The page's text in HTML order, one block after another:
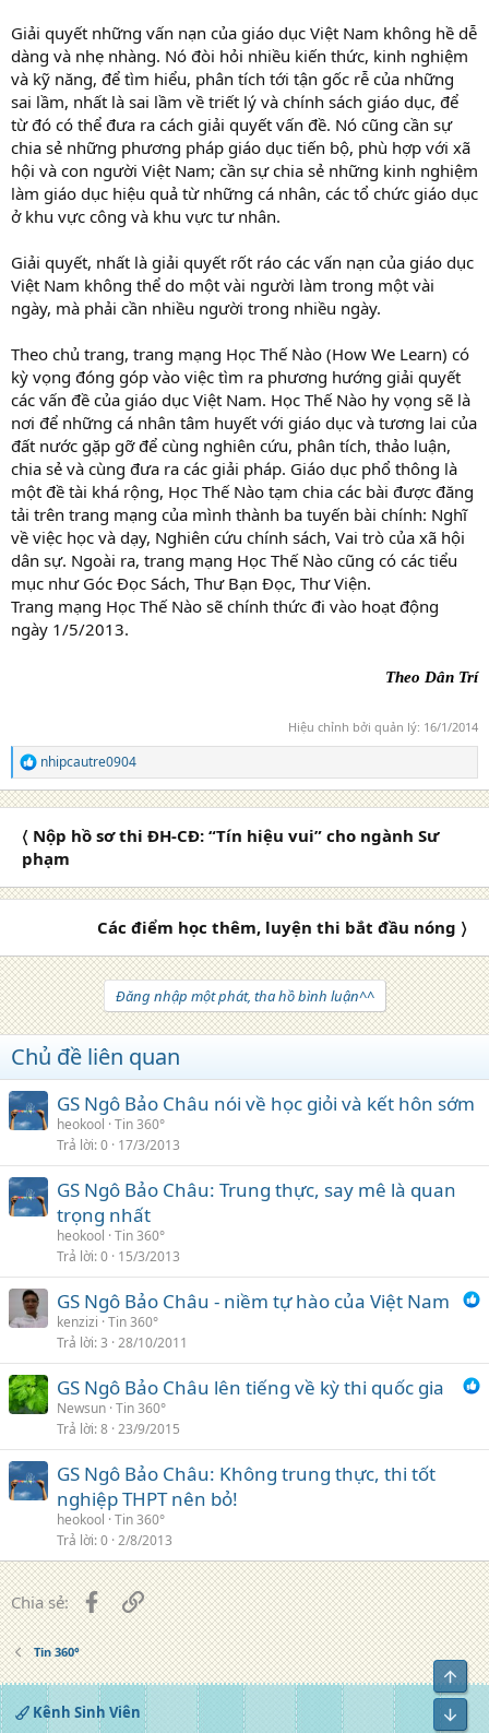
Giải quyết những vấn nạn của giáo dục Việt Nam không hề dễ
dàng và nhẹ nhàng. Nó đòi hỏi nhiều kiến thức, kinh nghiệm
và kỹ năng, để tìm hiểu, phân tích tới tận gốc rễ của những
sai lầm, nhất là sai lầm về triết lý và chính sách giáo dục, để
từ đó có thể đưa ra cách giải quyết vấn đề. Nó cũng cần sự
chia sẻ những phương pháp giáo dục tiến bộ, phù hợp với xã
hội và con người Việt Nam; cần sự chia sẻ những kinh nghiệm
làm giáo dục hiệu quả từ những cá nhân, các tổ chức giáo dục
ở khu vực công và khu vực tư nhân.
Giải quyết, nhất là giải quyết rốt ráo các vấn nạn của giáo dục
Việt Nam không thể do một vài người làm trong một vài
ngày, mà phải cần nhiều người trong nhiều ngày.
Theo chủ trang, trang mạng Học Thế Nào (How We Learn) có
kỳ vọng đóng góp vào việc tìm ra phương hướng giải quyết
các vấn đề của giáo dục Việt Nam. Học Thế Nào hy vọng sẽ là
nơi để những cá nhân tâm huyết với giáo dục và tương lai của
đất nước gặp gỡ để cùng nghiên cứu, phân tích, thảo luận,
chia sẻ và cùng đưa ra các giải pháp. Giáo dục phổ thông là
một đề tài khá rộng, Học Thế Nào tạm chia các bài được đăng
tải trên trang mạng của mình thành ba tuyến bài chính: Nghĩ
về việc học và dạy, Nghiên cứu chính sách, Vai trò của xã hội
dân sự. Ngoài ra, trang mạng Học Thế Nào cũng có các tiểu
mục như Góc Đọc Sách, Thư Bạn Đọc, Thư Viện.
Trang mạng Học Thế Nào sẽ chính thức đi vào hoạt động
ngày 1/5/2013.
Theo Dân Trí
Hiệu chỉnh bởi quản lý: 16/1/2014
R
e
a
o
n
nhipcautre0904
〈 Nộp hồ sơ thi ĐH-CĐ: “Tín hiệu vui” cho ngành Sư
phạm
Các điểm học thêm, luyện thi bắt đầu nóng 〉
Đăng nhập một phát, tha hồ bình luận^^
Chủ đề liên quan
GS Ngô Bảo Châu nói về học giỏi và kết hôn sớm
heokool Tin 360°
Trả lời 0 17/3/2013
GS Ngô Bảo Châu: Trung thực, say mê là quan
trọng nhất
heokool Tin 360°
Trả lời 0 15/3/2013
GS Ngô Bảo Châu - niềm tự hào của Việt Nam
kenzizi Tin 360°
Trả lời 3 28/10/2011
GS Ngô Bảo Châu lên tiếng về kỳ thi quốc gia
Newsun Tin 360°
Trả lời 8 23/9/2015
GS Ngô Bảo Châu: Không trung thực, thi tốt
nghiệp THPT nên bỏ!
heokool Tin 360°
Trả lời 0 2/8/2013
Chia sẻ: FacebookLiên kết
Tin 360°
Kênh Sinh Viên
Top